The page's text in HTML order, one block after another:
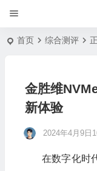
首页 综合测评
金胜维
新体验
2024年4月9日
在数字化时